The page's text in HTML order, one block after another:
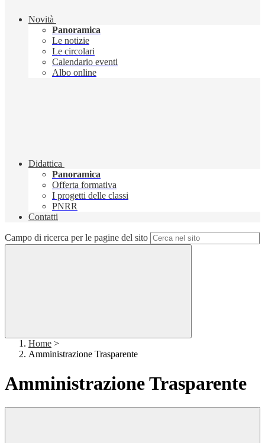
Novità
Panoramica
Le notizie
Le circolari
Calendario eventi
Albo online
Didattica
Panoramica
Offerta formativa
I progetti delle classi
PNRR
Contatti
Campo di ricerca per le pagine del sito
Home >
Amministrazione Trasparente
Amministrazione Trasparente